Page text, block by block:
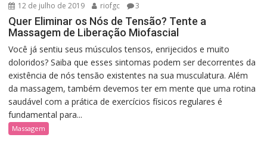
12 de julho de 2019 riofgc 3
Quer Eliminar os Nós de Tensão? Tente a
Massagem de Liberação Miofascial
Você já sentiu seus músculos tensos, enrijecidos e muito
doloridos? Saiba que esses sintomas podem ser decorrentes da
existência de nós tensão existentes na sua musculatura. Além
da massagem, também devemos ter em mente que uma rotina
saudável com a prática de exercícios físicos regulares é
fundamental para...
Massagem